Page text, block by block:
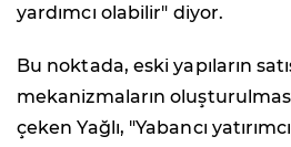
yardımcı olabilir" diyor.
Bu noktada, eski yapıların
mekanizmaların
çeken Yağlı, "Yabancı